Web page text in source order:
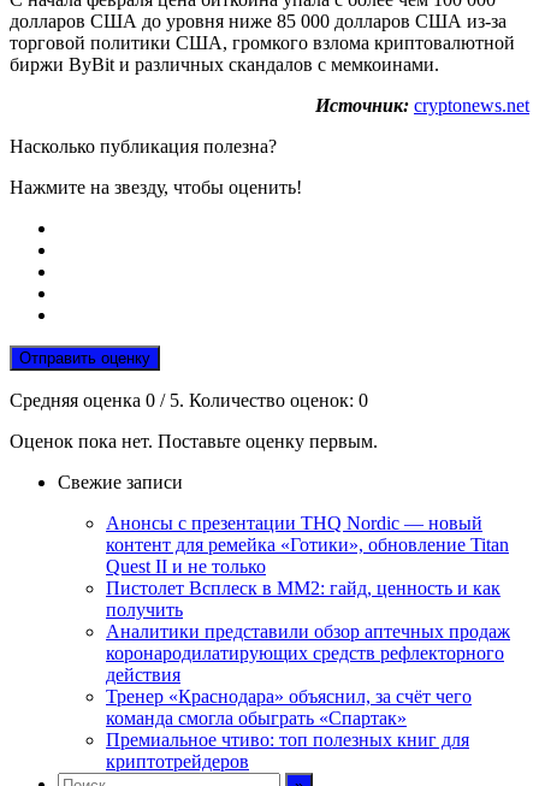
долларов США до уровня ниже 85 000 долларов США из-за
торговой политики США, громкого взлома криптовалютной
биржи ByBit и различных скандалов с мемкоинами.
Источник: cryptonews.net
Насколько публикация полезна?
Нажмите на звезду, чтобы оценить!
Отправить оценку
Средняя оценка 0 / 5. Количество оценок: 0
Оценок пока нет. Поставьте оценку первым.
Свежие записи
Анонсы с презентации THQ Nordic — новый
контент для ремейка «Готики», обновление Titan
Quest II и не только
Пистолет Всплеск в MM2: гайд, ценность и как
получить
Аналитики представили обзор аптечных продаж
коронародилатирующих средств рефлекторного
действия
Тренер «Краснодара» объяснил, за счёт чего
команда смогла обыграть «Спартак»
Премиальное чтиво: топ полезных книг для
криптотрейдеров